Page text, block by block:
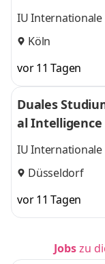
IU Internationale
Köln
vor 11 Tagen
Duales
al Intelligence
IU Internationale
Düsseldorf
vor 11 Tagen
Jobszu